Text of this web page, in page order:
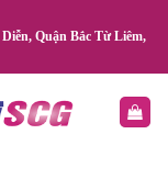
Quận Bắc Từ Liêm,